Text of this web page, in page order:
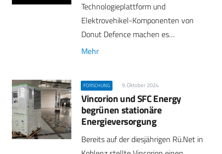
Technologieplattform und
Elektrovehikel-Komponenten von
Donut Defence machen es…
Mehr
FORSCHUNG 9. Oktober 2024
Vincorion und SFC Energy
begrünen stationäre
Energieversorgung
Bereits auf der diesjährigen Rü.Net in